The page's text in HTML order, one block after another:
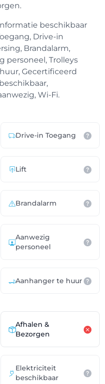
beschikbaar
Drive-in
Brandalarm,
personeel, Trolleys
Gecertificeerd
Wi-Fi.
Drive-in Toegang
Lift
Brandalarm
Aanwezig
personeel
Aanhanger te huur
Afhalen &
Bezorgen
Elektriciteit
beschikbaar